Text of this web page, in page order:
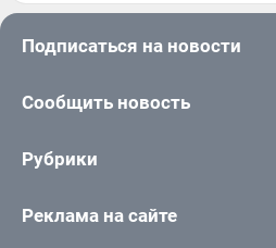
Подписаться на новости
Сообщить новость
Рубрики
Реклама на сайте